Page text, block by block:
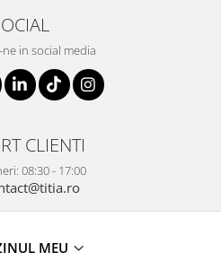
in social media
CLIENTI
08:30 - 17:00
MEU